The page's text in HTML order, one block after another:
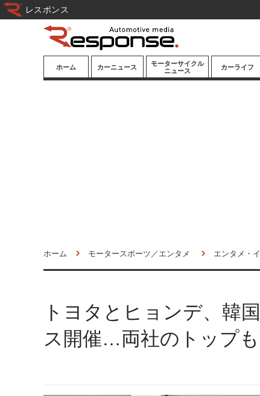
ホーム カーニュース
モーターサイクル
ニュース
カーライフ
ホーム モータースポーツ／エンタメ エンタメ・
トヨタとヒョンデ、韓
ス開催…両社のトップ
レスポンス